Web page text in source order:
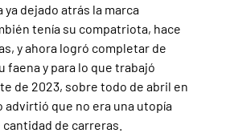
ya dejado atrás la marca
tenía su compatriota, hace
y ahora logró completar de
faena y para lo que trabajó
de 2023, sobre todo de abril en
advirtió que no era una utopía
de carreras.